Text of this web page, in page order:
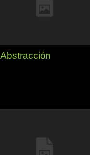
Abstracción